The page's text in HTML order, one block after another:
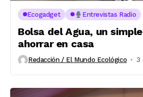
Ecogadget Entrevistas Radio
Bolsa del Agua, un
ahorrar en casa
Redacción / El Mundo Ecológico 3